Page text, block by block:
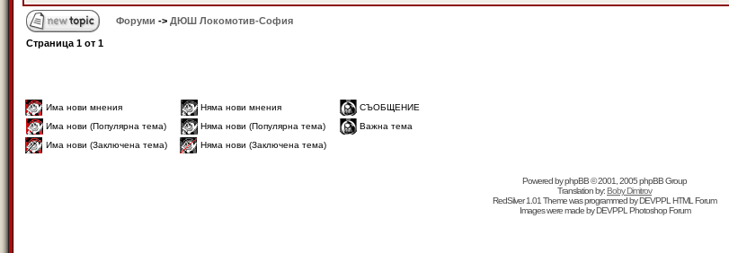
Форуми -> ДЮШ Локомотив-София
Страница 1 от 1
Има нови мнения Няма нови мнения
СЪОБЩЕНИЕ
Има нови (Популярна тема)
Няма нови (Популярна тема)
Важна тема
Има нови (Заключена тема)
Няма нови (Заключена тема)
Powered byphpBB© 2001, 2005 phpBB Group
Translation by:Boby Dimitrov
RedSilver 1.01 Theme was programmed byDEVPPL HTML Forum
Images were made byDEVPPL Photoshop Forum